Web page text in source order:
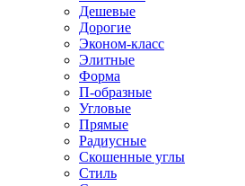
Дешевые
Дорогие
Эконом-класс
Элитные
Форма
П-образные
Угловые
Прямые
Радиусные
Скошенные углы
Стиль